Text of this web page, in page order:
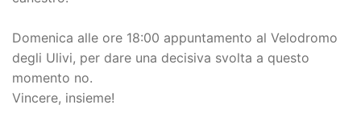
Domenica alle ore 18:00 appuntamento al Velodromo
degli Ulivi, per dare una decisiva svolta a questo
momento no.
Vincere, insieme!